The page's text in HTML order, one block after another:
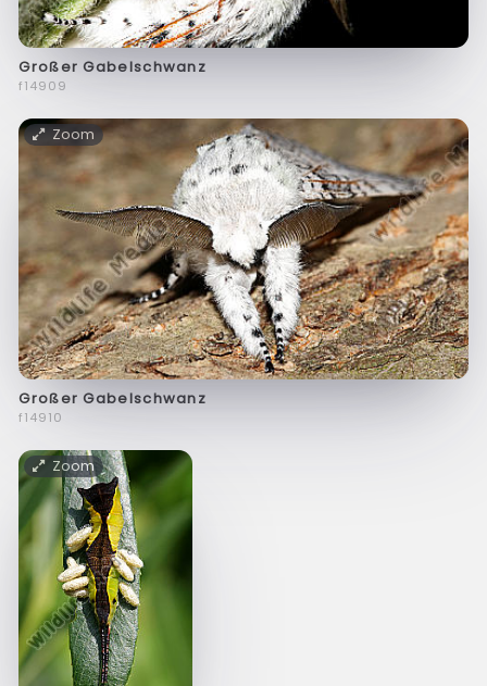
Großer Gabelschwanz
f14909
Zoom
Großer Gabelschwanz
f14910
Zoom